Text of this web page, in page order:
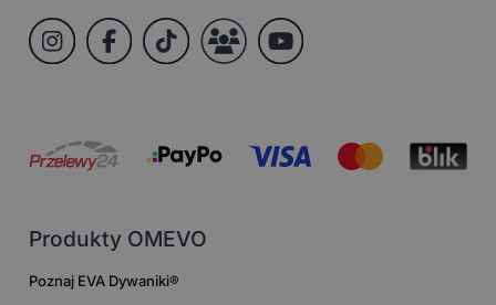
Produkty OMEVO
Poznaj EVA Dywaniki®